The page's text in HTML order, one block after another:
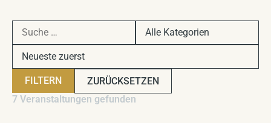
FILTERN
ZURÜCKSETZEN
7 Veranstaltungen gefunden